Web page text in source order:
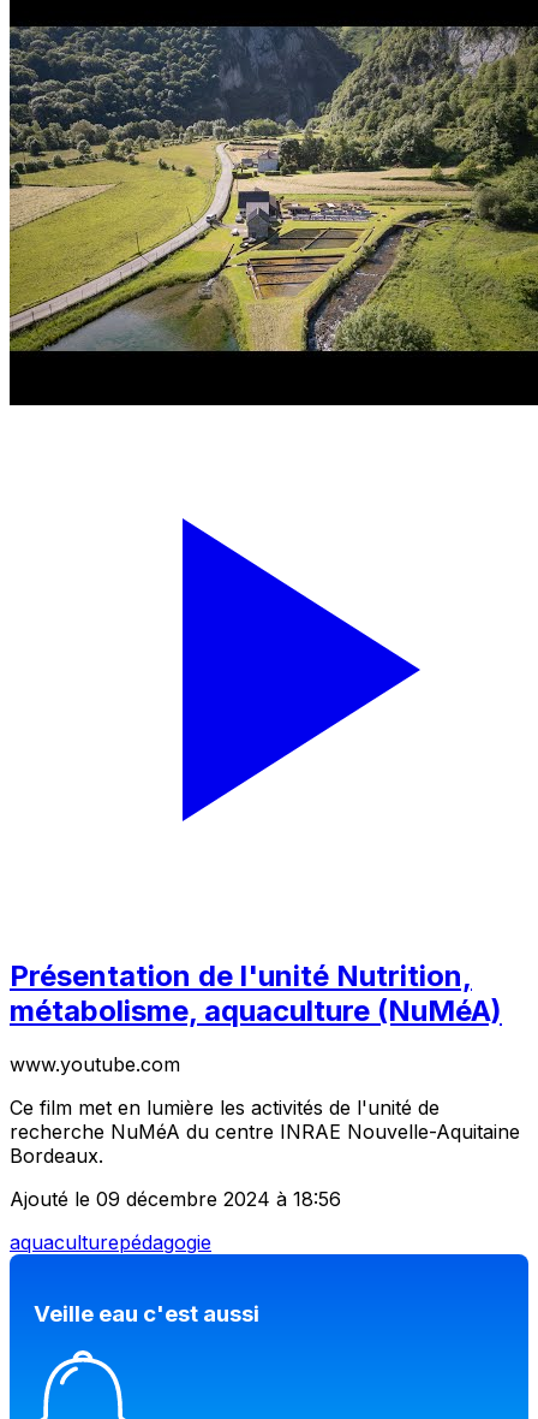
Présentation de l'unité Nutrition,
métabolisme, aquaculture (NuMéA)
www.youtube.com
Ce film met en lumière les activités de l'unité de
recherche NuMéA du centre INRAE Nouvelle-Aquitaine
Bordeaux.
Ajouté le 09 décembre 2024 à 18:56
aquaculturepédagogie
Veille eau c'est aussi